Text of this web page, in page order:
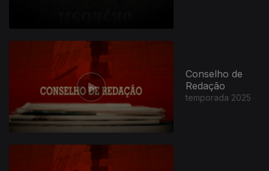
Conselho de
Redação
temporada 2025